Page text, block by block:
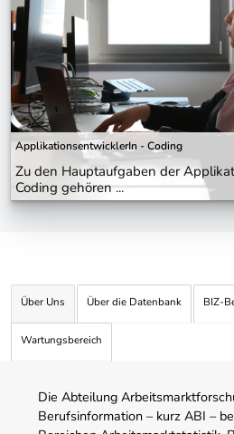
ApplikationsentwicklerIn - Coding
Zu den Hauptaufgaben der
Coding gehören ...
Über Uns Über die Datenbank BIZ-
Wartungsbereich
Die Abteilung
Berufsinformation – kurz ABI –